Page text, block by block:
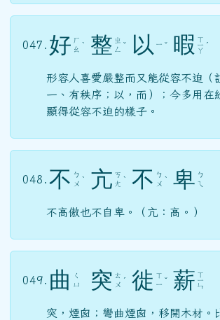
047. 好 ㄏ
ㄠ ˋ 整 ㄓ
ㄥ ˇ 以 ㄧ ˇ 暇 ㄒ
ㄧ
ㄚ
ˊ
形容人喜愛嚴整而又能從容不迫（
一、有秩序；以，而）；今多用在
顯得從容不迫的樣子。
048. 不 ㄅ
ㄨ ˋ 亢 ㄎ
ㄤ ˋ 不 ㄅ
ㄨ ˋ 卑 ㄅ
ㄟ
不高傲也不自卑。（亢：高。）
049. 曲
ㄑ
ㄩ
突 ㄊ
ㄨ ˊ 徙 ㄒ
ㄧ ˇ 薪 ㄒ
ㄧ
ㄣ
突，煙囪；彎曲煙囪，移開木材。